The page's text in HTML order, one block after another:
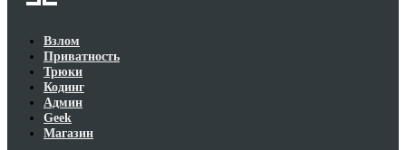
Взлом
Приватность
Трюки
Кодинг
Админ
Geek
Магазин